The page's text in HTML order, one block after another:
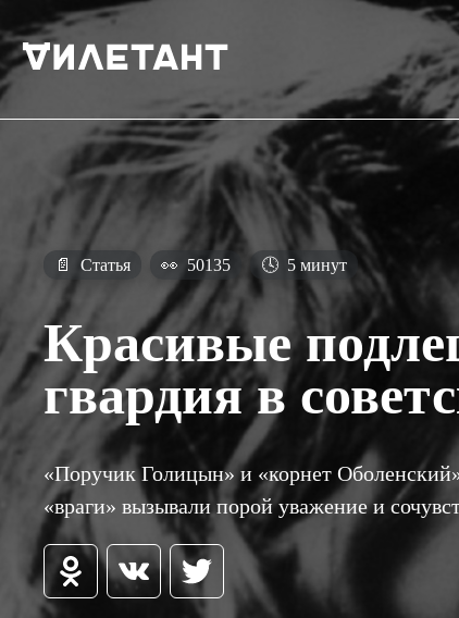
📄 Статья 👀 50135 🕓 5 минут
Красивые
гвардия в
«Поручик Голицын» и «корнет
«враги» вызывали порой уважение и